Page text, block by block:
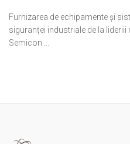
Furnizarea de echipamente și
siguranței industriale de la
Semicon ...